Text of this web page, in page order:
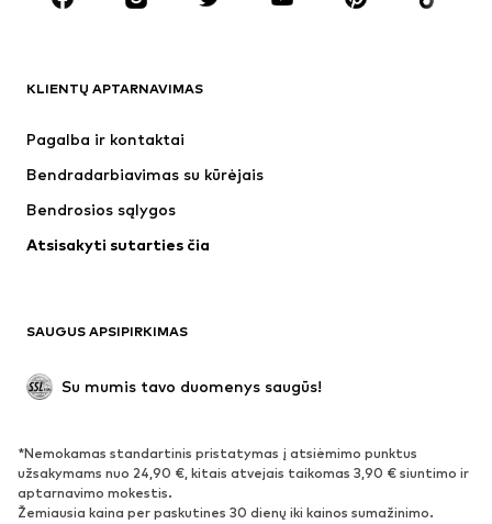
PREKIŲ ŽENKLAI
ADIDAS SPORTSWEAR
NIKE
KLIENTŲ APTARNAVIMAS
Pagalba ir kontaktai
Bendradarbiavimas su kūrėjais
Bendrosios sąlygos
Atsisakyti sutarties čia
SAUGUS APSIPIRKIMAS
Su mumis tavo duomenys saugūs!
*Nemokamas standartinis pristatymas į atsiėmimo punktus
užsakymams nuo 24,90 €, kitais atvejais taikomas 3,90 € siuntimo ir
aptarnavimo mokestis.
Žemiausia kaina per paskutines 30 dienų iki kainos sumažinimo.